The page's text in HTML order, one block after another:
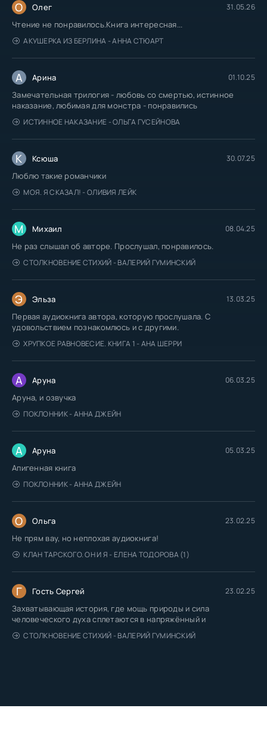
О Олег 31.05.26
Чтение не понравилось.Книга интересная...
АКУШЕРКА ИЗ БЕРЛИНА - АННА СТЮАРТ
А Арина 01.10.25
Замечательная трилогия - любовь со смертью, истинное
наказание, любимая для монстра - понравились
ИСТИННОЕ НАКАЗАНИЕ - ОЛЬГА ГУСЕЙНОВА
К Ксюша 30.07.25
Люблю такие романчики
МОЯ. Я СКАЗАЛ! - ОЛИВИЯ ЛЕЙК
М Михаил 08.04.25
Не раз слышал об авторе. Прослушал, понравилось.
СТОЛКНОВЕНИЕ СТИХИЙ - ВАЛЕРИЙ ГУМИНСКИЙ
Э Эльза 13.03.25
Первая аудиокнига автора, которую прослушала. С
удовольствием познакомлюсь и с другими.
ХРУПКОЕ РАВНОВЕСИЕ. КНИГА 1 - АНА ШЕРРИ
А Аруна 06.03.25
Аруна, и озвучка
ПОКЛОННИК - АННА ДЖЕЙН
А Аруна 05.03.25
Апигенная книга
ПОКЛОННИК - АННА ДЖЕЙН
О Ольга 23.02.25
Не прям вау, но неплохая аудиокнига!
КЛАН ТАРСКОГО. ОН И Я - ЕЛЕНА ТОДОРОВА (1)
Г Гость Сергей 23.02.25
Захватывающая история, где мощь природы и сила
человеческого духа сплетаются в напряжённый и
СТОЛКНОВЕНИЕ СТИХИЙ - ВАЛЕРИЙ ГУМИНСКИЙ